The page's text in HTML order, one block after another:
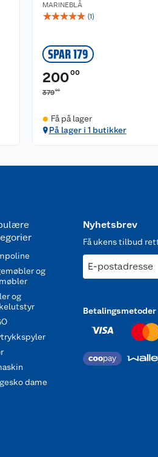
MARINEBLÅ
☆☆☆☆☆ (1)
SPAR 179
20000
37900
Få på lager
På lager i 1 butikker
og
og
dame
Nyhetsbrev
Få ukens tilbud
E-postadresse
Betalingsmetoder